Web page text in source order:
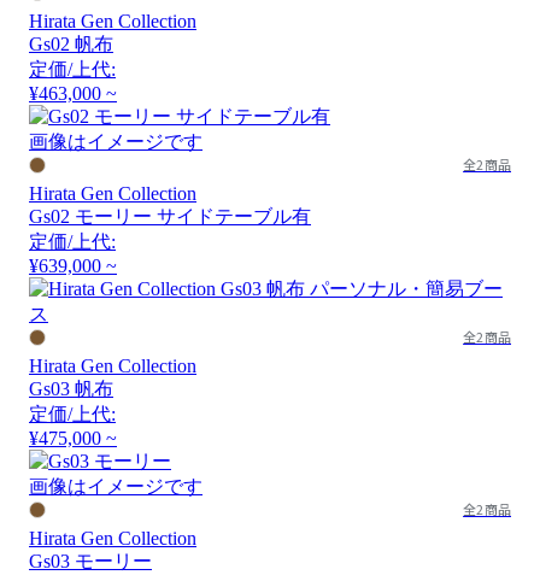
Hirata Gen Collection
Gs02 帆布
定価/上代:
¥463,000 ~
画像はイメージです
全2商品
Hirata Gen Collection
Gs02 モーリー サイドテーブル有
定価/上代:
¥639,000 ~
全2商品
Hirata Gen Collection
Gs03 帆布
定価/上代:
¥475,000 ~
画像はイメージです
全2商品
Hirata Gen Collection
Gs03 モーリー